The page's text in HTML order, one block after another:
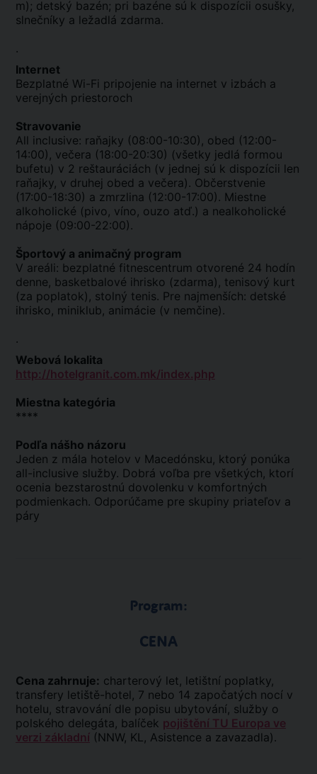
m); detský bazén; pri bazéne sú k dispozícii osušky,
slnečníky a ležadlá zdarma.
.
Internet
Bezplatné Wi-Fi pripojenie na internet v izbách a
verejných priestoroch
Stravovanie
All inclusive: raňajky (08:00-10:30), obed (12:00-
14:00), večera (18:00-20:30) (všetky jedlá formou
bufetu) v 2 reštauráciách (v jednej sú k dispozícii len
raňajky, v druhej obed a večera). Občerstvenie
(17:00-18:30) a zmrzlina (12:00-17:00). Miestne
alkoholické (pivo, víno, ouzo atď.) a nealkoholické
nápoje (09:00-22:00).
Športový a animačný program
V areáli: bezplatné fitnescentrum otvorené 24 hodín
denne, basketbalové ihrisko (zdarma), tenisový kurt
(za poplatok), stolný tenis. Pre najmenších: detské
ihrisko, miniklub, animácie (v nemčine).
.
Webová lokalita
http://hotelgranit.com.mk/index.php
Miestna kategória
****
Podľa nášho názoru
Jeden z mála hotelov v Macedónsku, ktorý ponúka
all-inclusive služby. Dobrá voľba pre všetkých, ktorí
ocenia bezstarostnú dovolenku v komfortných
podmienkach. Odporúčame pre skupiny priateľov a
páry
Program:
CENA
Cena zahrnuje: charterový let, letištní poplatky,
transfery letiště-hotel, 7 nebo 14 započatých nocí v
hotelu, stravování dle popisu ubytování, služby o
polského delegáta, balíček pojištění TU Europa ve
verzi základní (NNW, KL, Asistence a zavazadla).